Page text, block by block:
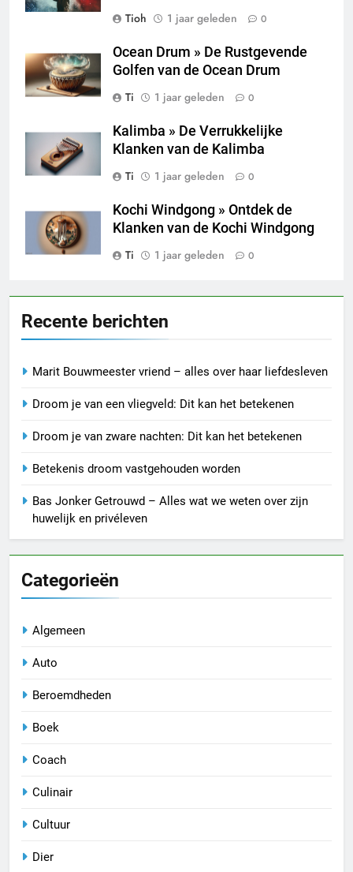
Tioh
1 jaar geleden 0
Ocean Drum » De Rustgevende
Golfen van de Ocean Drum
Ti
1 jaar geleden 0
Kalimba » De Verrukkelijke
Klanken van de Kalimba
Ti
1 jaar geleden 0
Kochi Windgong » Ontdek de
Klanken van de Kochi Windgong
Ti
1 jaar geleden 0
Recente berichten
Marit Bouwmeester vriend – alles over haar liefdesleven
Droom je van een vliegveld: Dit kan het betekenen
Droom je van zware nachten: Dit kan het betekenen
Betekenis droom vastgehouden worden
Bas Jonker Getrouwd – Alles wat we weten over zijn
huwelijk en privéleven
Categorieën
Algemeen
Auto
Beroemdheden
Boek
Coach
Culinair
Cultuur
Dier